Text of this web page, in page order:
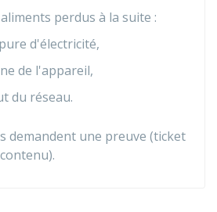
perdus à la suite :
d'électricité,
de l'appareil,
du réseau.
demandent une preuve (ticket